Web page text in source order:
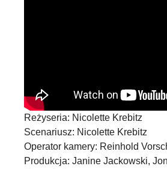
Reżyseria: Nicolette Krebitz
Scenariusz: Nicolette Krebitz
Operator kamery: Reinhold
Produkcja: Janine Jackowski,